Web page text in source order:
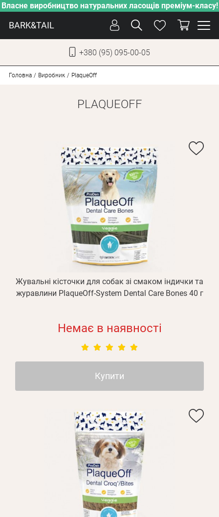
Власне виробництво натуральних ласощів преміум-класу!
BARK&TAIL
+380 (95) 095-00-05
СОБАКИ
ВЛАСНЕ ВИРОБНИЦТВО
НОВИНКИ
АКЦІЇ
БЛОГ
Оплата і доставка
Програма лояльності
Про Нас
Контакти
Головна Виробник PlaqueOff
PLAQUEOFF
Жувальні кісточки для собак зі смаком індички та
журавлини PlaqueOff-System Dental Care Bones 40 г
Немає в наявності
Купити